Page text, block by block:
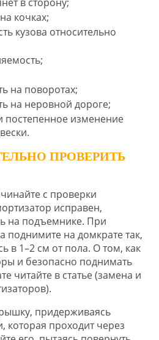
кочках;
кузова относительно
на поворотах;
на неровной дороге;
постепенное изменение
ПРОВЕРИТЬ
с проверки
исправен,
на подъемнике. При
поднимите на домкрате так,
в 1–2 см от пола. О том, как
и безопасно поднимать
читайте в статье (замена и
придерживаясь
которая проходит через